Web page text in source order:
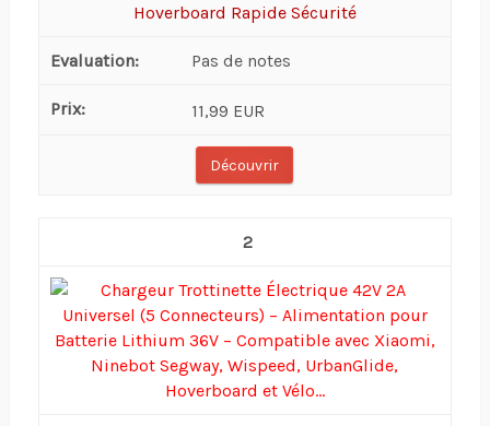
Hoverboard Rapide Sécurité
Pas de notes
11,99 EUR
Découvrir
2